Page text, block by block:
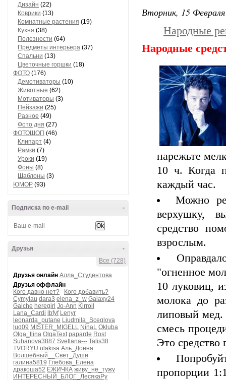
Дизайн (22)
Коврики (13)
Комнатные растения (19)
Кухня (38)
Полезности (64)
Предметы интерьера (37)
Спальни (13)
Цветочные горшки (18)
ФОТО (176)
Демотиваторы (10)
Животные (62)
Мотиваторы (3)
Пейзажи (25)
Разное (49)
Фото дня (27)
ФОТОШОП (46)
Клипарт (4)
Рамки (7)
Уроки (19)
Фоны (8)
Шаблоны (3)
ЮМОР (93)
-
Подписка по e-mail
-
Друзья
Все (728)
Друзья онлайн Алла_Студентова
Друзья оффлайн
Кого давно нет?
Кого добавить?
Cymylau dara3 elena_z_w Galaxy24
Galche heregirl Jo-Ann Kirroil
Lana_Cardi lbfyf Lenyr
leonarda_putane Liudmila_Sceglova
lud09 MISTER_MIGELL NinaL Okluba
Olga_Ilina OlgaText paparde Rost
Suhanova3887 Svetlana--- Talis38
TVORYU ulakisa Аль_Донна
Волшебный__Свет_Души
галина5819 Глебова_Елена
дракоша52 ЕЖИЧКА живу_не_тужу
ИНТЕРЕСНЫЙ_БЛОГ_ЛесякаРу
Вторник, 15
Народные
Народные
нарежьте
10 ч. Когда
каждый час.
Можно
верхушку,
средство
взрослым.
"огненное
10 луковиц,
молока до
липовый мед.
смесь
Это
пропорции